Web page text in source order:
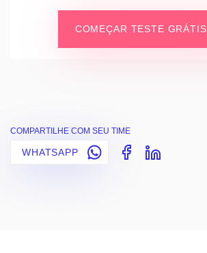
COMEÇAR TESTE GRÁTIS
COMPARTILHE COM SEU TIME
WHATSAPP